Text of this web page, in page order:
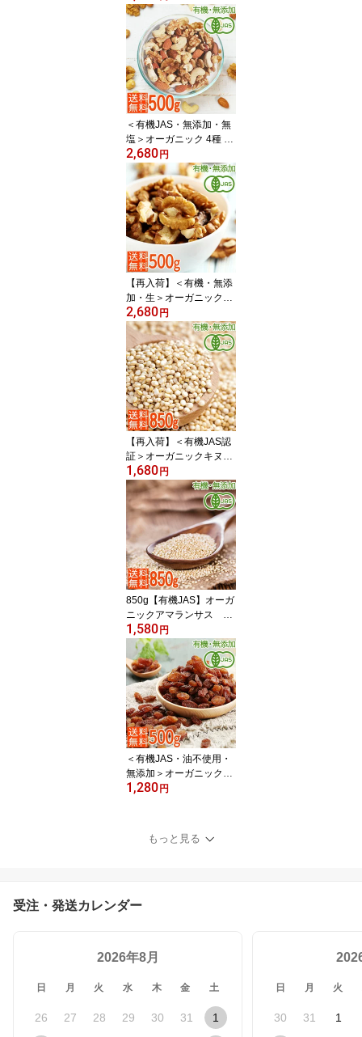
ニックローストアーモン
ド 500g/ビタミンE豊富
ナッツ/油不使用/製菓
＜有機JAS・無添加・無
塩＞オーガニック 4種 ミ
ックスナッツ 500g/ビタ
ミンE豊富ナッツ/油不使
用/製菓/素焼き/生（アー
モンド・くるみ・ヘーゼ
ルナッツ・カシューナッ
ツ）
2,680円
【再入荷】＜有機・無添
加・生＞オーガニック生
くるみ500g/オメガ3豊富
なローナッツ 非加熱・無
塩/クルミ 胡桃
2,680円
【再入荷】＜有機JAS認
証＞オーガニックキヌア
850g 話題のスーパーフ
ード安心 高品質のペルー
産 グルテンフリー（キノ
ア）
1,680円
850g【有機JAS】オーガ
ニックアマランサス 話
題のスーパーフード／安
心の有機JAS
1,580円
＜有機JAS・油不使用・
無添加＞オーガニックサ
ルタナレーズン 500g ノ
1,280円
もっと見る
受注・発送カレンダー
2026年8月
日 月 火 水 木 金 土
26 27 28 29 30 31 1
日 月 火
30 31 1